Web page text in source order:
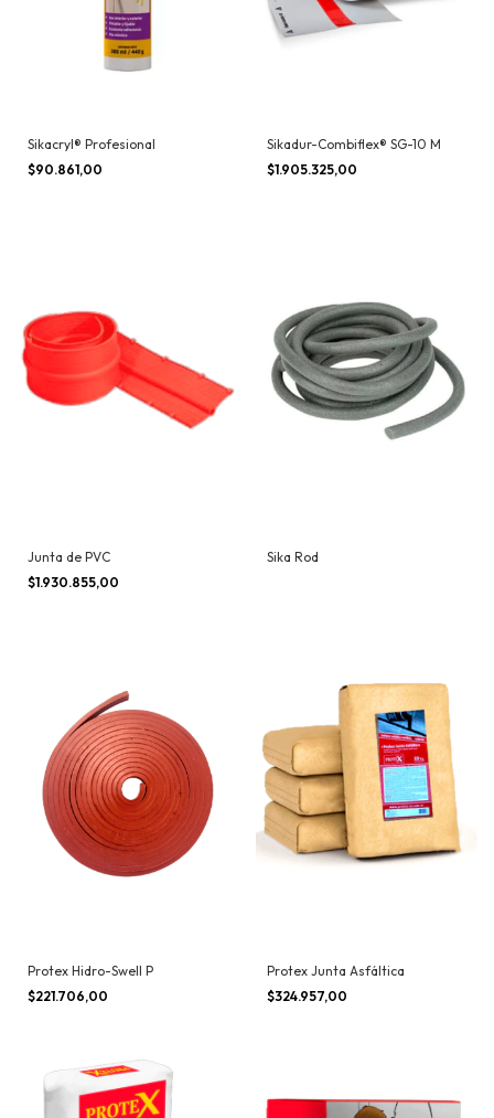
Sikacryl® Profesional
$90.861,00
Sikadur-Combiflex® SG-10 M
$1.905.325,00
Junta de PVC
$1.930.855,00
Sika Rod
Protex Hidro-Swell P
$221.706,00
Protex Junta Asfáltica
$324.957,00